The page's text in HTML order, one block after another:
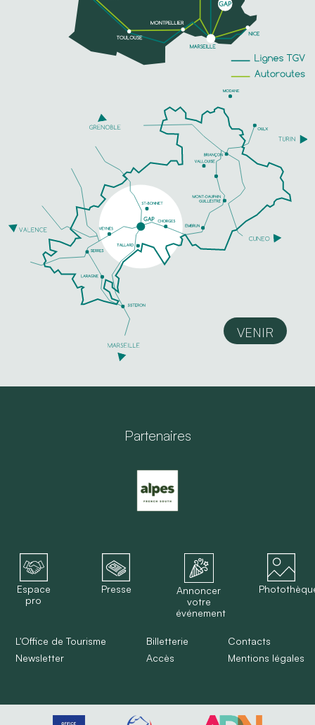
VENIR
Partenaires
Espace
pro
Presse
Annoncer
votre
événement
L'Office de Tourisme
Newsletter
Billetterie
Accès
Contacts
Mentions légales